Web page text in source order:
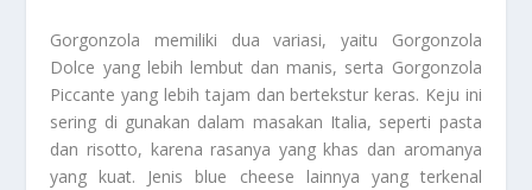
Gorgonzola memiliki dua variasi, yaitu Gorgonzola
Dolce yang lebih lembut dan manis, serta Gorgonzola
Piccante yang lebih tajam dan bertekstur keras. Keju ini
sering di gunakan dalam masakan Italia, seperti pasta
dan risotto, karena rasanya yang khas dan aromanya
yang kuat. Jenis blue cheese lainnya yang terkenal